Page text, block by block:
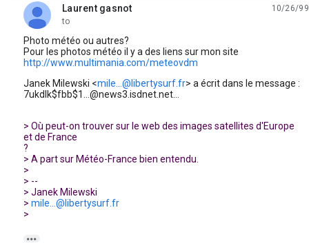
Laurent gasnot
unread,
10/26/99
to
Photo météo ou autres?
Pour les photos météo il y a des liens sur mon site
http://www.multimania.com/meteovdm
Janek Milewski <mile...@libertysurf.fr> a écrit dans le message :
7ukdlk$fbb$1...@news3.isdnet.net...
> Où peut-on trouver sur le web des images satellites d'Europe
et de France
?
> A part sur Météo-France bien entendu.
>
> --
> Janek Milewski
> mile...@libertysurf.fr
>
